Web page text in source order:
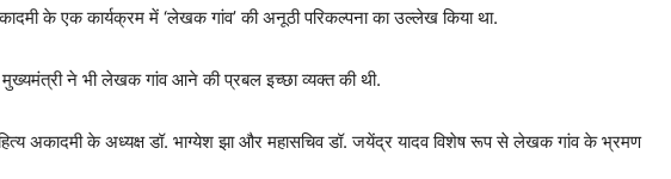
के एक कार्यक्रम में ‘लेखक गांव’ की अनूठी परिकल्पना का उल्लेख किया था.
ने भी लेखक गांव आने की प्रबल इच्छा व्यक्त की थी.
अकादमी के अध्यक्ष डॉ. भाग्येश झा और महासचिव डॉ. जयेंद्र यादव विशेष रूप से लेखक गांव के भ्रमण